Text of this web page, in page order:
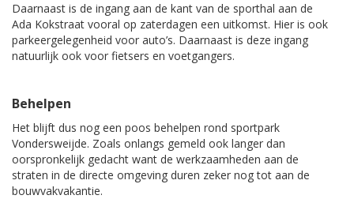
Daarnaast is de ingang aan de kant van de sporthal aan de
Ada Kokstraat vooral op zaterdagen een uitkomst. Hier is ook
parkeergelegenheid voor auto’s. Daarnaast is deze ingang
natuurlijk ook voor fietsers en voetgangers.
Behelpen
Het blijft dus nog een poos behelpen rond sportpark
Vondersweijde. Zoals onlangs gemeld ook langer dan
oorspronkelijk gedacht want de werkzaamheden aan de
straten in de directe omgeving duren zeker nog tot aan de
bouwvakvakantie.